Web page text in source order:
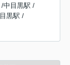
/中目黒駅 /
目黒駅 /